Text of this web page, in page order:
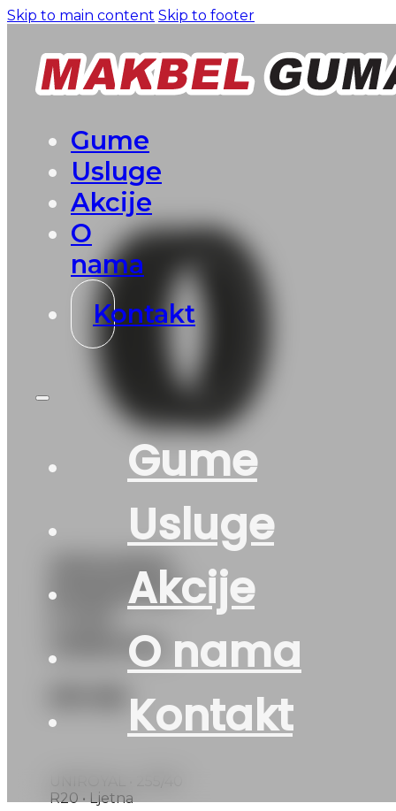
Skip to main content Skip to footer
Gume
Usluge
Akcije
O
nama
Kontakt
Gume
Usluge
Akcije
O nama
Kontakt
255/40R20
RAINSPORT-
UNIROYAL
R20 • Ljetna